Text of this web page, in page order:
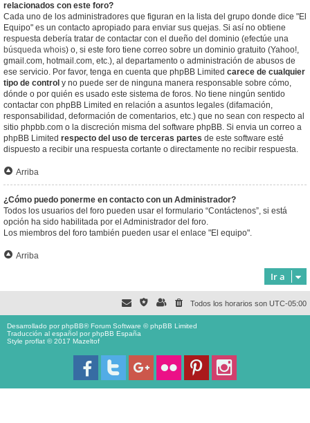
relacionados con este foro?
Cada uno de los administradores que figuran en la lista del grupo donde dice "El
Equipo" es un contacto apropiado para enviar sus quejas. Si así no obtiene
respuesta debería tratar de contactar con el dueño del dominio (efectúe una
búsqueda whois) o, si este foro tiene correo sobre un dominio gratuito (Yahoo!,
gmail.com, hotmail.com, etc.), al departamento o administración de abusos de
ese servicio. Por favor, tenga en cuenta que phpBB Limited carece de cualquier
tipo de control y no puede ser de ninguna manera responsable sobre cómo,
dónde o por quién es usado este sistema de foros. No tiene ningún sentido
contactar con phpBB Limited en relación a asuntos legales (difamación,
responsabilidad, deformación de comentarios, etc.) que no sean con respecto al
sitio phpbb.com o la discreción misma del software phpBB. Si envia un correo a
phpBB Limited respecto del uso de terceras partes de este software esté
dispuesto a recibir una respuesta cortante o directamente no recibir respuesta.
Arriba
¿Cómo puedo ponerme en contacto con un Administrador?
Todos los usuarios del foro pueden usar el formulario “Contáctenos”, si está
opción ha sido habilitada por el Administrador del foro.
Los miembros del foro también pueden usar el enlace "El equipo".
Arriba
Ir a
Todos los horarios son UTC-05:00
Desarrollado porphpBB® Forum Software © phpBB Limited
Traducción al español porphpBB España
Style proflat © 2017 Mazeltof